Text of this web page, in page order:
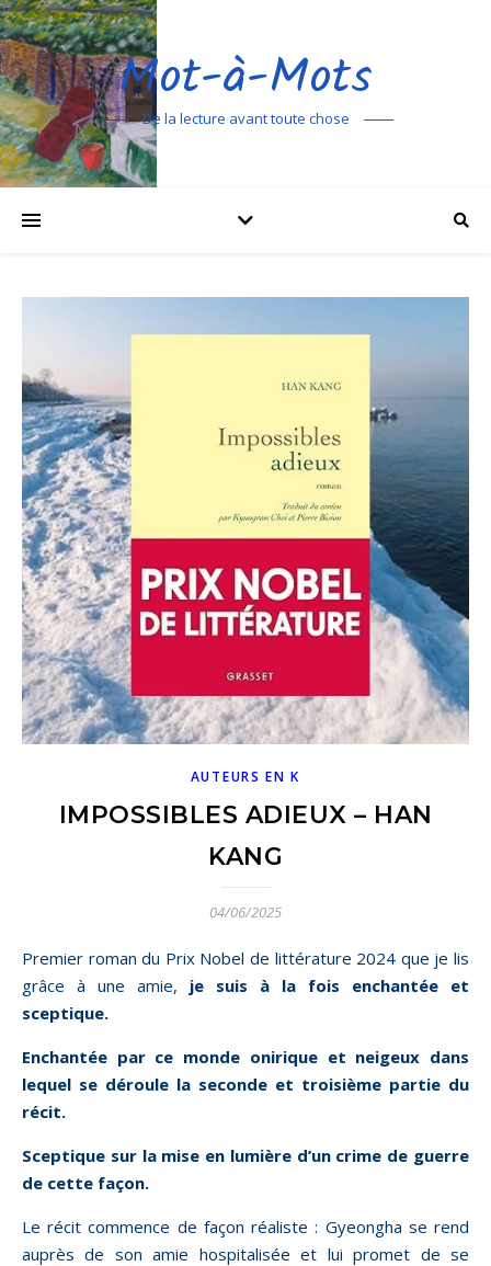
Mot-à-Mots
De la lecture avant toute chose
AUTEURS EN K
IMPOSSIBLES ADIEUX – HAN
KANG
04/06/2025
Premier roman du Prix Nobel de littérature 2024 que je lis
grâce à une amie, je suis à la fois enchantée et
sceptique.
Enchantée par ce monde onirique et neigeux dans
lequel se déroule la seconde et troisième partie du
récit.
Sceptique sur la mise en lumière d’un crime de guerre
de cette façon.
Le récit commence de façon réaliste : Gyeongha se rend
auprès de son amie hospitalisée et lui promet de se